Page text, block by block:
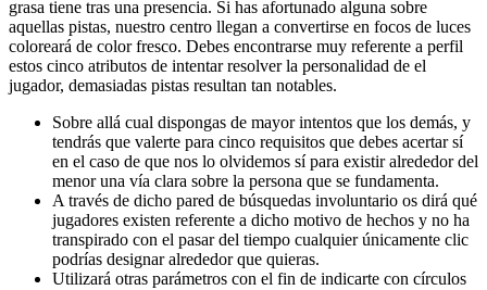
grasa tiene tras una presencia. Si has afortunado alguna sobre
aquellas pistas, nuestro centro llegan a convertirse en focos de luces
coloreará de color fresco. Debes encontrarse muy referente a perfil
estos cinco atributos de intentar resolver la personalidad de el
jugador, demasiadas pistas resultan tan notables.
Sobre allá cual dispongas de mayor intentos que los demás, y
tendrás que valerte para cinco requisitos que debes acertar sí
en el caso de que nos lo olvidemos sí para existir alrededor del
menor una vía clara sobre la persona que se fundamenta.
A través de dicho pared de búsquedas involuntario os dirá qué
jugadores existen referente a dicho motivo de hechos y no ha
transpirado con el pasar del tiempo cualquier únicamente clic
podrías designar alrededor que quieras.
Utilizará otras parámetros con el fin de indicarte con círculos